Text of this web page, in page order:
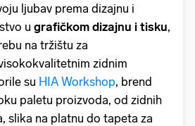
ljubav prema dizajnu i
u grafičkom dizajnu i tisku,
na tržištu za
zidnim
su HIA Workshop, brend
paletu proizvoda, od zidnih
slika na platnu do tapeta za